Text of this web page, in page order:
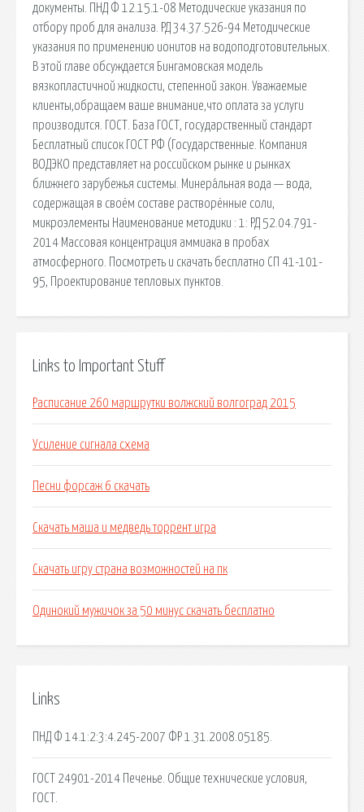
документы. ПНД Ф 12.15.1-08 Методические указания по
отбору проб для анализа. РД 34.37.526-94 Методические
указания по применению ионитов на водоподготовительных.
В этой главе обсуждается Бингамовская модель
вязкопластичной жидкости, степенной закон. Уважаемые
клиенты,обращаем ваше внимание,что оплата за услуги
производится. ГОСТ. База ГОСТ, государственный стандарт
Бесплатный список ГОСТ РФ (Государственные. Компания
ВОДЭКО представляет на российском рынке и рынках
ближнего зарубежья системы. Минера́льная вода — вода,
содержащая в своём составе растворённые соли,
микроэлементы Наименование методики : 1: РД 52.04.791-
2014 Массовая концентрация аммиака в пробах
атмосферного. Посмотреть и скачать бесплатно СП 41-101-
95, Проектирование тепловых пунктов.
Links to Important Stuff
Расписание 260 маршрутки волжский волгоград 2015
Усиление сигнала схема
Песни форсаж 6 скачать
Скачать маша и медведь торрент игра
Скачать игру страна возможностей на пк
Одинокий мужичок за 50 минус скачать бесплатно
Links
ПНД Ф 14.1:2:3:4.245-2007 ФР 1.31.2008.05185.
ГОСТ 24901-2014 Печенье. Общие технические условия,
ГОСТ.